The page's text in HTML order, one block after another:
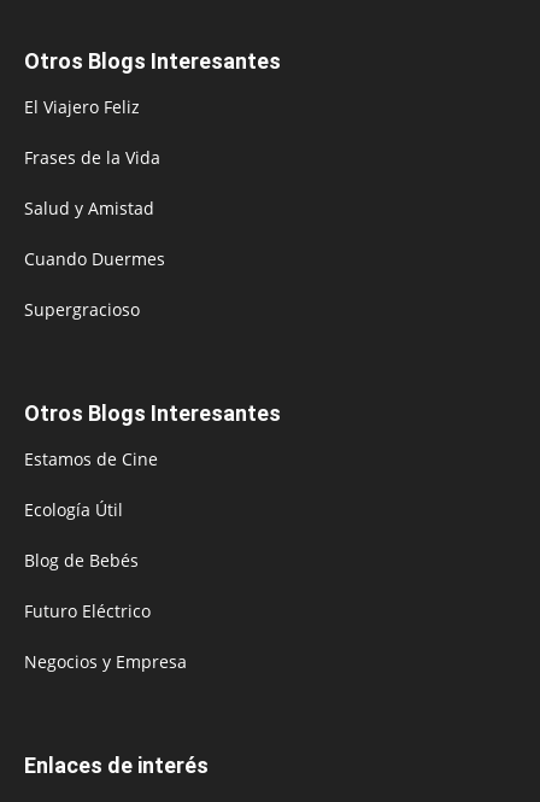
Otros Blogs Interesantes
El Viajero Feliz
Frases de la Vida
Salud y Amistad
Cuando Duermes
Supergracioso
Otros Blogs Interesantes
Estamos de Cine
Ecología Útil
Blog de Bebés
Futuro Eléctrico
Negocios y Empresa
Enlaces de interés